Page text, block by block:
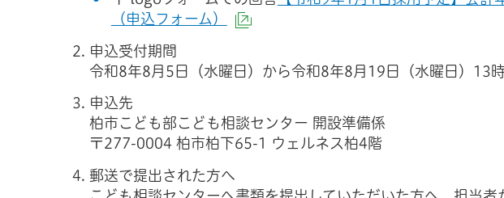
（申込フォーム）
（外部サイトへリンク）
申込受付期間
令和8年8月5日（水曜日）から令和8年8月19日（水曜日）13
申込先
柏市こども部こども相談センター 開設準備係
〒277-0004 柏市柏下65-1 ウェルネス柏4階
郵送で提出された方へ